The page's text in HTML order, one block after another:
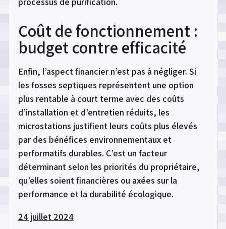
Coût de fonctionnement :
budget contre efficacité
Enfin, l’aspect financier n’est pas à négliger. Si
les fosses septiques représentent une option
plus rentable à court terme avec des coûts
d’installation et d’entretien réduits, les
microstations justifient leurs coûts plus élevés
par des bénéfices environnementaux et
performatifs durables. C’est un facteur
déterminant selon les priorités du propriétaire,
qu’elles soient financières ou axées sur la
performance et la durabilité écologique.
24 juillet 2024